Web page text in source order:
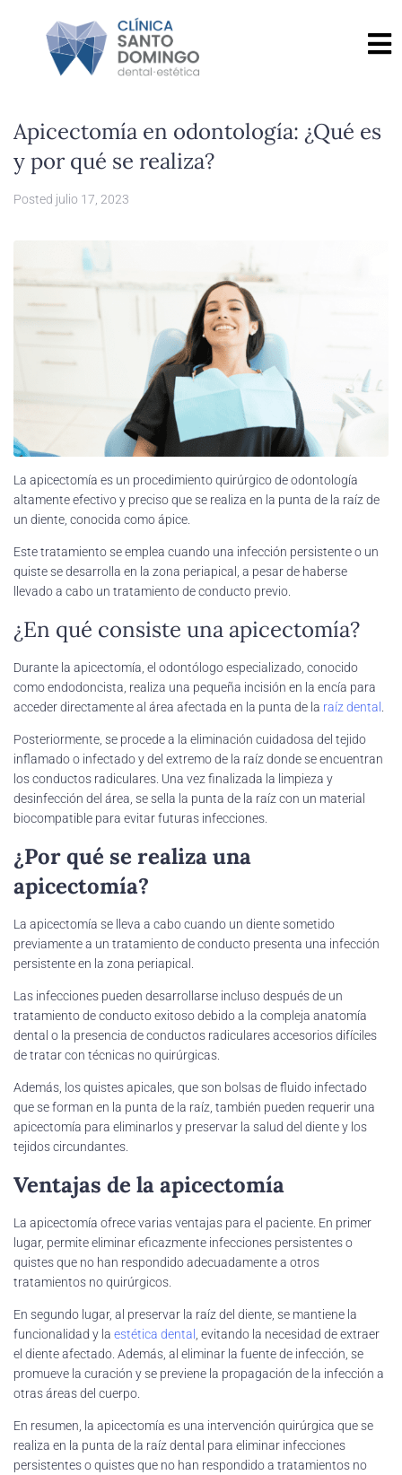
Apicectomía en odontología: ¿Qué es
y por qué se realiza?
Posted julio 17, 2023
La apicectomía es un procedimiento quirúrgico de odontología
altamente efectivo y preciso que se realiza en la punta de la raíz de
un diente, conocida como ápice.
Este tratamiento se emplea cuando una infección persistente o un
quiste se desarrolla en la zona periapical, a pesar de haberse
llevado a cabo un tratamiento de conducto previo.
¿En qué consiste una apicectomía?
Durante la apicectomía, el odontólogo especializado, conocido
como endodoncista, realiza una pequeña incisión en la encía para
acceder directamente al área afectada en la punta de la raíz dental .
Posteriormente, se procede a la eliminación cuidadosa del tejido
inflamado o infectado y del extremo de la raíz donde se encuentran
los conductos radiculares. Una vez finalizada la limpieza y
desinfección del área, se sella la punta de la raíz con un material
biocompatible para evitar futuras infecciones.
¿Por qué se realiza una
apicectomía?
La apicectomía se lleva a cabo cuando un diente sometido
previamente a un tratamiento de conducto presenta una infección
persistente en la zona periapical.
Las infecciones pueden desarrollarse incluso después de un
tratamiento de conducto exitoso debido a la compleja anatomía
dental o la presencia de conductos radiculares accesorios difíciles
de tratar con técnicas no quirúrgicas.
Además, los quistes apicales, que son bolsas de fluido infectado
que se forman en la punta de la raíz, también pueden requerir una
apicectomía para eliminarlos y preservar la salud del diente y los
tejidos circundantes.
Ventajas de la apicectomía
La apicectomía ofrece varias ventajas para el paciente. En primer
lugar, permite eliminar eficazmente infecciones persistentes o
quistes que no han respondido adecuadamente a otros
tratamientos no quirúrgicos.
En segundo lugar, al preservar la raíz del diente, se mantiene la
funcionalidad y la estética dental , evitando la necesidad de extraer
el diente afectado. Además, al eliminar la fuente de infección, se
promueve la curación y se previene la propagación de la infección a
otras áreas del cuerpo.
En resumen, la apicectomía es una intervención quirúrgica que se
realiza en la punta de la raíz dental para eliminar infecciones
persistentes o quistes que no han respondido a tratamientos no